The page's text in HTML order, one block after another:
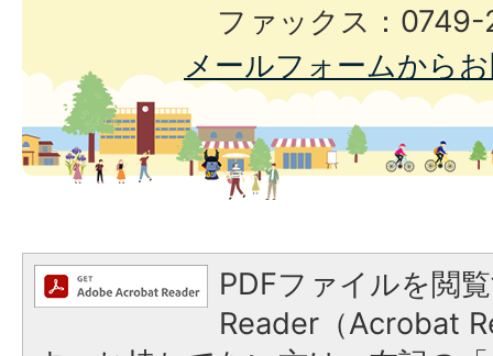
ファックス：
メールフォームから
PDFファイルを閲
Reader（Acrobat